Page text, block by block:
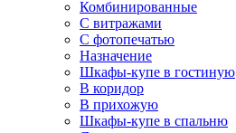
Комбинированные
С витражами
С фотопечатью
Назначение
Шкафы-купе в гостиную
В коридор
В прихожую
Шкафы-купе в спальню